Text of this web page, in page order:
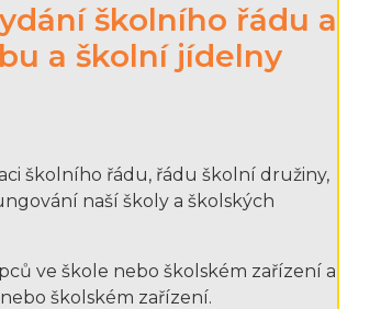
školního řádu a
a školní jídelny
školního řádu, řádu školní družiny,
naší školy a školských
ve škole nebo školském zařízení a
školském zařízení.